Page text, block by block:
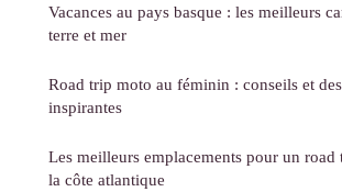
Vacances au pays basque : les meilleurs
terre et mer
Road trip moto au féminin : conseils et
inspirantes
Les meilleurs emplacements pour un road
la côte atlantique